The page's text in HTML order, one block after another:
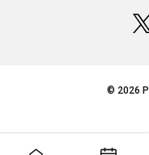
© 2026